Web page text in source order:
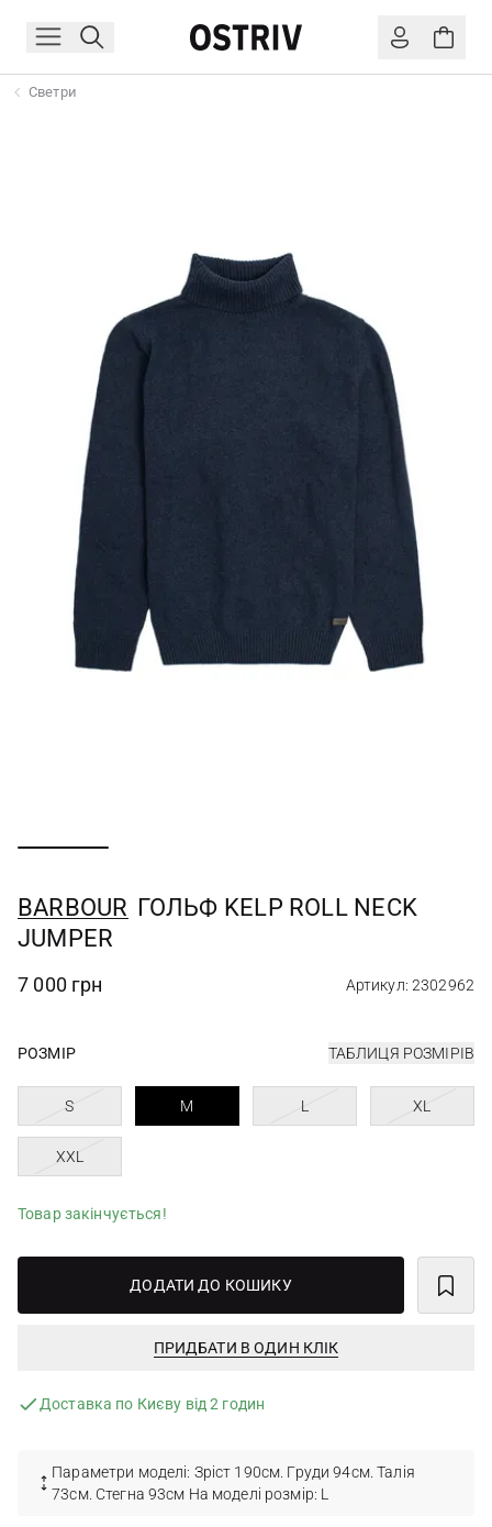
Светри
BARBOUR ГОЛЬФ KELP ROLL NECK
JUMPER
7 000 грн Артикул: 2302962
РОЗМІР ТАБЛИЦЯ РОЗМІРІВ
S M L XL
XXL
Товар закінчується!
ДОДАТИ ДО КОШИКУ
ПРИДБАТИ В ОДИН КЛІК
Доставка по Києву від 2 годин
Параметри моделі: Зріст 190см. Груди 94см. Талія
73см. Стегна 93см На моделі розмір: L